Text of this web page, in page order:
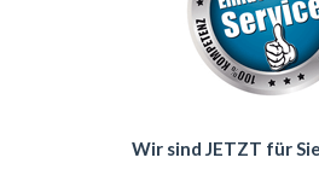
Wir sind JETZT für